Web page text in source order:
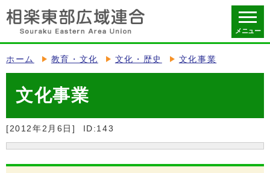
メニュー
ホーム 教育・文化 文化・歴史 文化事業
文化事業
[2012年2月6日] ID:143